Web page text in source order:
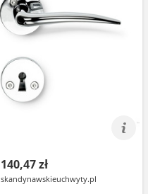
140,47 zł
skandynawskieuchwyty.pl